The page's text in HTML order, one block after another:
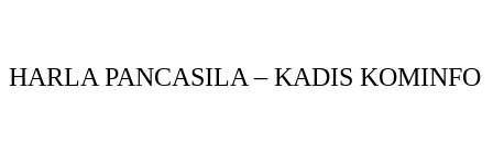
HARLA PANCASILA – KADIS KOMINFO